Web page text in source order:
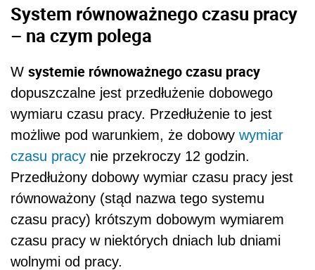
System równoważnego czasu pracy
– na czym polega
W systemie równoważnego czasu pracy
dopuszczalne jest przedłużenie dobowego
wymiaru czasu pracy. Przedłużenie to jest
możliwe pod warunkiem, że dobowy wymiar
czasu pracy nie przekroczy 12 godzin.
Przedłużony dobowy wymiar czasu pracy jest
równoważony (stąd nazwa tego systemu
czasu pracy) krótszym dobowym wymiarem
czasu pracy w niektórych dniach lub dniami
wolnymi od pracy.